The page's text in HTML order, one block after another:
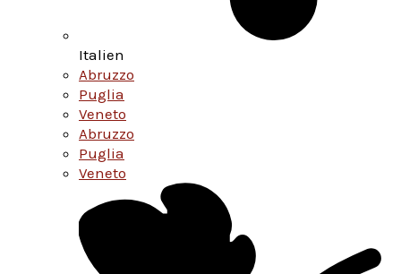
Italien
Abruzzo
Puglia
Veneto
Abruzzo
Puglia
Veneto